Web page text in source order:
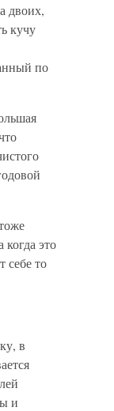
двоих,
кучу
по
это
себе то
в
и